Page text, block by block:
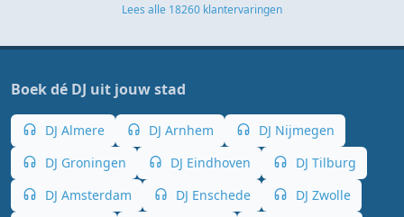
Lees alle 18260 klantervaringen
Boek dé DJ uit jouw stad
DJ Almere DJ Arnhem
DJ Nijmegen
DJ Groningen
DJ Eindhoven
DJ Tilburg
DJ Amsterdam
DJ Enschede
DJ Zwolle